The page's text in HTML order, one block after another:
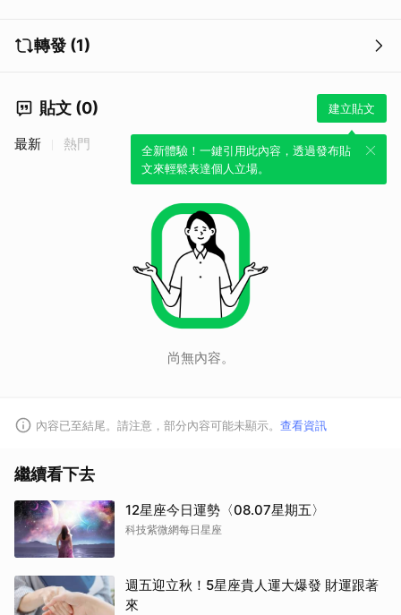
轉發 (1)
貼文 (0) 建立貼文
全新體驗！一鍵引用此內容，透過發布貼
文來輕鬆表達個人立場。
最新 熱門
尚無內容。
內容已至結尾。請注意，部分內容可能未顯示。 查看資訊
繼續看下去
12星座今日運勢〈08.07星期五〉
科技紫微網每日星座
週五迎立秋！5星座貴人運大爆發 財運跟著
來